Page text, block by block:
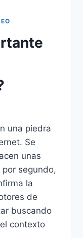
una piedra
Se
unas
segundo,
la
de
buscando
contexto